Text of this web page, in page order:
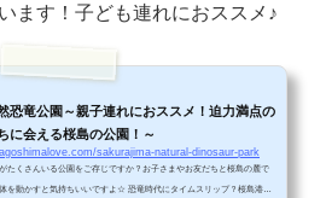
ます！子ども連れにおススメ♪
恐竜公園～親子連れにおススメ！迫力満点の
に会える桜島の公園！～
sakurajima-natural-dinosaur-park
たくさんいる公園をご存じですか？お子さまやお友だちと桜島の麓で
を動かすと気持ちいいですよ☆ 恐竜時代にタイムスリップ？桜島港か